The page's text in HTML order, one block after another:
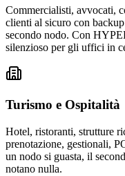
Commercialisti, avvocati,
clienti al sicuro con
secondo nodo. Con
silenzioso per gli uffici in
Turismo e Ospitalità
Hotel, ristoranti, strutture
prenotazione, gestionali,
un nodo si guasta, il
notano nulla.